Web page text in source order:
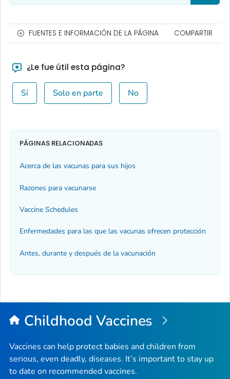
FUENTES E INFORMACIÓN DE LA PÁGINA COMPARTIR
¿Le fue útil esta página?
Sí Solo en parte No
PÁGINAS RELACIONADAS
Acerca de las vacunas para sus hijos
Razones para vacunarse
Vaccine Schedules
Enfermedades para las que las vacunas ofrecen protección
Antes, durante y después de la vacunación
Childhood Vaccines
Vaccines can help protect babies and children from
serious, even deadly, diseases. It’s important to stay up
to date on recommended vaccines.